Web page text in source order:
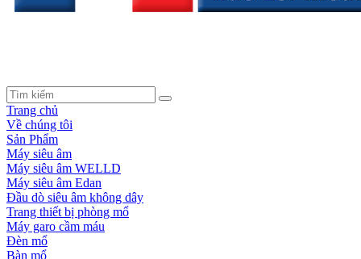
Trang chủ
Về chúng tôi
Sản Phẩm
Máy siêu âm
Máy siêu âm WELLD
Máy siêu âm Edan
Đầu dò siêu âm không dây
Trang thiết bị phòng mổ
Máy garo cầm máu
Đèn mổ
Bàn mổ